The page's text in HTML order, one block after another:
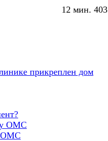
12 мин. 403
прикреплен дом
ОМС
ОМС